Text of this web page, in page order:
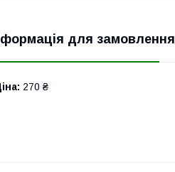
для замовлення
270 ₴